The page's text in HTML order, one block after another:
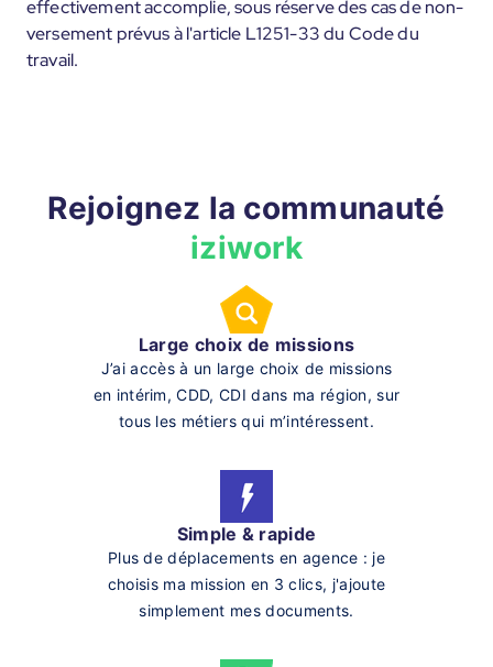
effectivement accomplie, sous réserve des cas de non-
versement prévus à l'article L1251-33 du Code du
travail.
Rejoignez la communauté
iziwork
Large choix de missions
J’ai accès à un large choix de missions
en intérim, CDD, CDI dans ma région, sur
tous les métiers qui m’intéressent.
Simple & rapide
Plus de déplacements en agence : je
choisis ma mission en 3 clics, j'ajoute
simplement mes documents.